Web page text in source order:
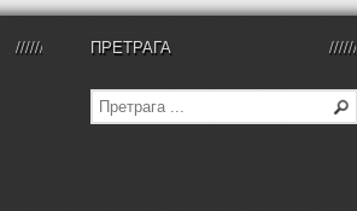
ПРЕТРАГА